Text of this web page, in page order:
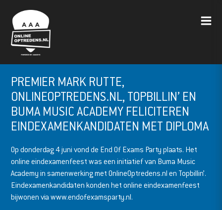
PREMIER MARK RUTTE,
ONLINEOPTREDENS.NL, TOPBILLIN’ EN
BUMA MUSIC ACADEMY FELICITEREN
EINDEXAMENKANDIDATEN MET DIPLOMA
Op donderdag 4 juni vond de End Of Exams Party plaats. Het
online eindexamenfeest was een initiatief van Buma Music
Academy in samenwerking met OnlineOptredens.nl en Topbillin’.
Eindexamenkandidaten konden het online eindexamenfeest
bijwonen via www.endofexamsparty.nl.